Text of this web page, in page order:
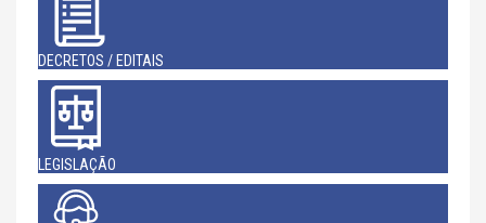
DECRETOS / EDITAIS
LEGISLAÇÃO